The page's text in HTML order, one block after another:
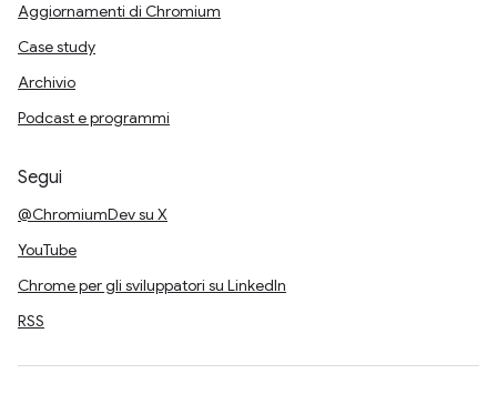
Aggiornamenti di Chromium
Case study
Archivio
Podcast e programmi
Segui
@ChromiumDev su X
YouTube
Chrome per gli sviluppatori su LinkedIn
RSS